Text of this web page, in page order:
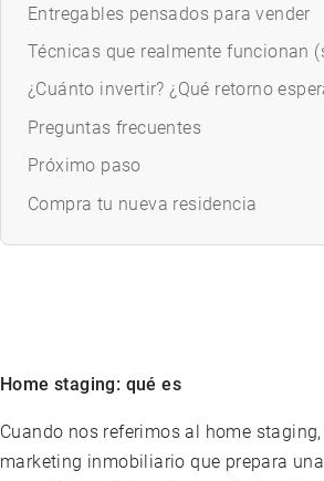
Entregables pensados para vender
Técnicas que realmente funcionan
¿Cuánto invertir? ¿Qué retorno
Preguntas frecuentes
Próximo paso
Compra tu nueva residencia
Home staging: qué es
Cuando nos referimos al home
marketing inmobiliario que prepara